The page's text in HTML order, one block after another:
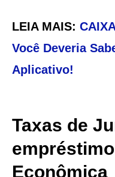
LEIA MAIS:
Você Deveria
Aplicativo!
Taxas de
Econômica